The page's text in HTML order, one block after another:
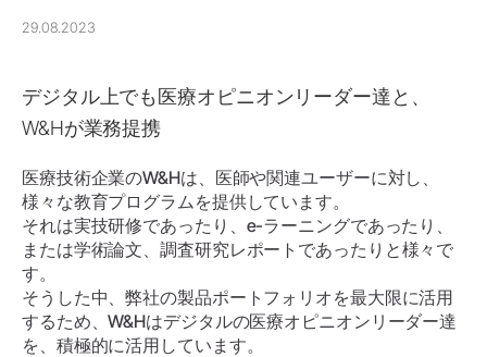
29.08.2023
デジタル上でも医療オピニオンリーダー達と、
W&Hが業務提携
医療技術企業のW&Hは、医師や関連ユーザーに対し、
様々な教育プログラムを提供しています。
それは実技研修であったり、e-ラーニングであったり、
または学術論文、調査研究レポートであったりと様々で
す。
そうした中、弊社の製品ポートフォリオを最大限に活用
するため、W&Hはデジタルの医療オピニオンリーダー達
を、積極的に活用しています。